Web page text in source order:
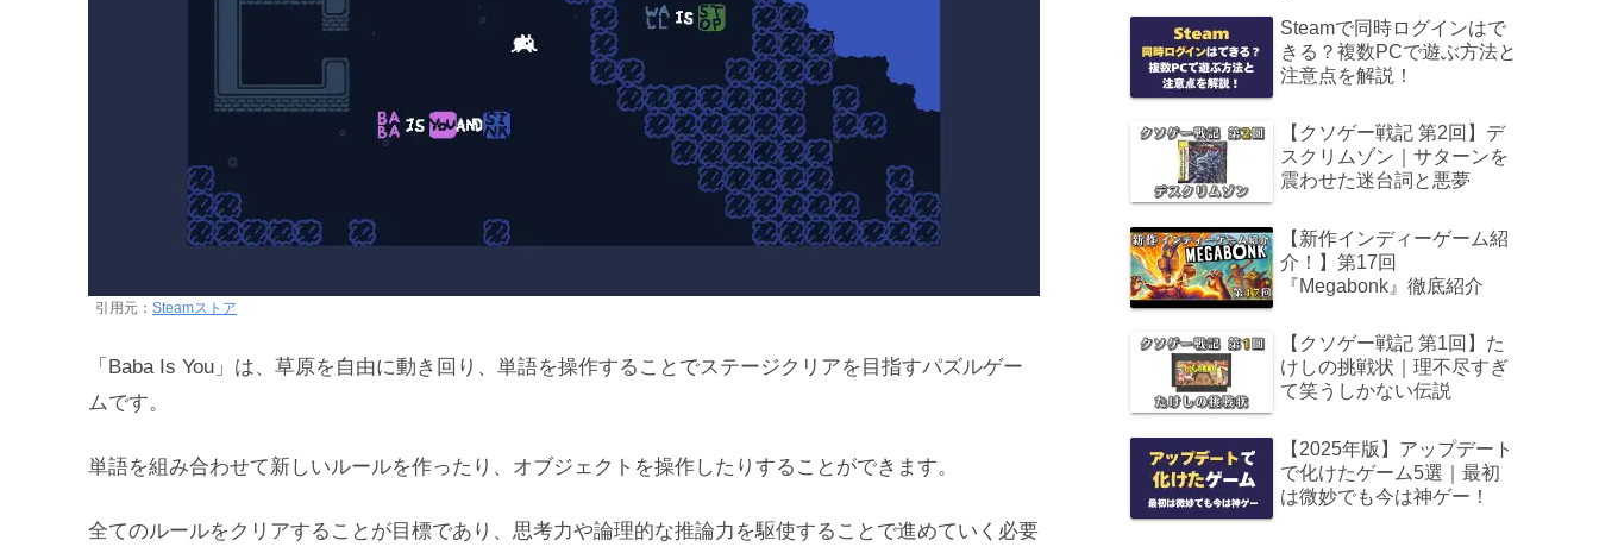
引用元： Steamストア
「Baba Is You」は、草原を自由に動き回り、単語を操作することでステージクリアを目指すパズルゲー
ムです。
単語を組み合わせて新しいルールを作ったり、オブジェクトを操作したりすることができます。
全てのルールをクリアすることが目標であり、思考力や論理的な推論力を駆使することで進めていく必要
Steamで同時ログインはで
きる？複数PCで遊ぶ方法と
注意点を解説！
【クソゲー戦記 第2回】デ
スクリムゾン｜サターンを
震わせた迷台詞と悪夢
【新作インディーゲーム紹
介！】第17回
『Megabonk』徹底紹介
【クソゲー戦記 第1回】た
けしの挑戦状｜理不尽すぎ
て笑うしかない伝説
【2025年版】アップデート
で化けたゲーム5選｜最初
は微妙でも今は神ゲー！